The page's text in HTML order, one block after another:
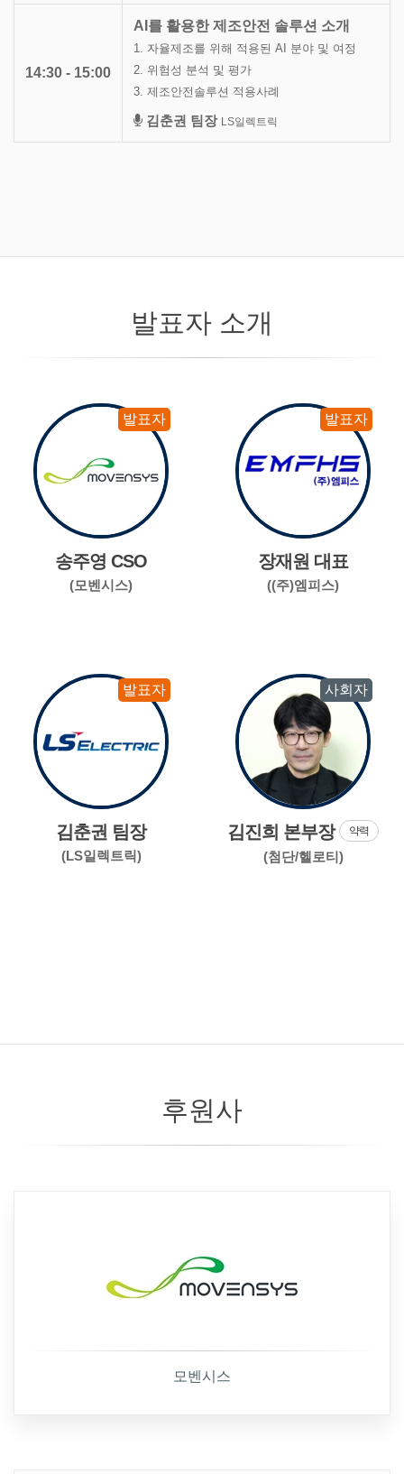
14:30 - 15:00
AI를 활용한 제조안전 솔루션 소개
1. 자율제조를 위해 적용된 AI 분야 및 여정
2. 위험성 분석 및 평가
3. 제조안전솔루션 적용사례
김춘권 팀장 LS일렉트릭
발표자 소개
발표자
송주영 CSO
(모벤시스)
발표자
장재원 대표
((주)엠피스)
발표자
김춘권 팀장
(LS일렉트릭)
사회자
김진희 본부장 약력
(첨단/헬로티)
후원사
모벤시스